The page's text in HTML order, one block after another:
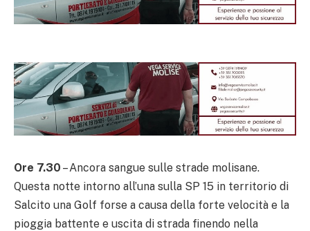
Ore 7.30 – Ancora sangue sulle strade molisane.
Questa notte intorno all’una sulla SP 15 in territorio di
Salcito una Golf forse a causa della forte velocità e la
pioggia battente e uscita di strada finendo nella